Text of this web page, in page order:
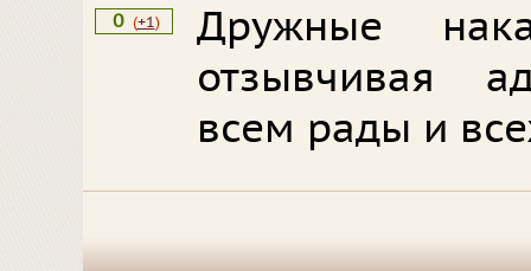
0 (+1)
Дружные
отзывчивая
всем рады и